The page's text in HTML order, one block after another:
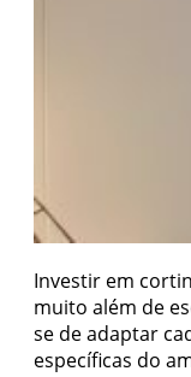
Investir em
muito além de
se de adaptar
específicas do